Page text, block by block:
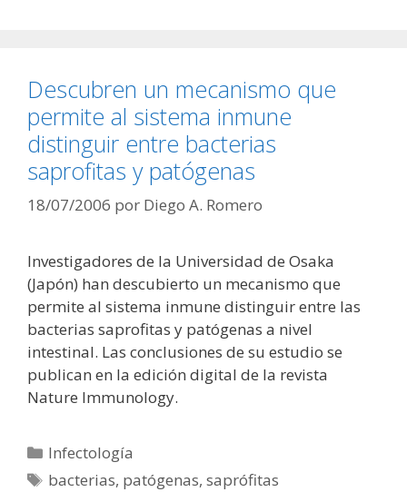
Descubren un mecanismo que
permite al sistema inmune
distinguir entre bacterias
saprofitas y patógenas
18/07/2006 por Diego A. Romero
Investigadores de la Universidad de Osaka
(Japón) han descubierto un mecanismo que
permite al sistema inmune distinguir entre las
bacterias saprofitas y patógenas a nivel
intestinal. Las conclusiones de su estudio se
publican en la edición digital de la revista
Nature Immunology.
Categorías
Infectología
Etiquetas
bacterias, patógenas,saprófitas